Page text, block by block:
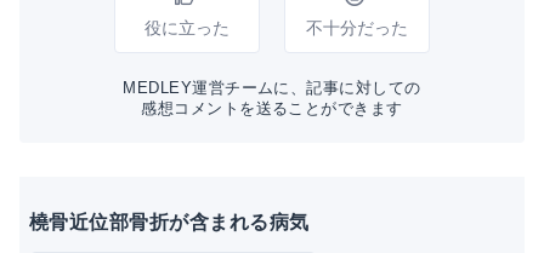
役に立った 不十分だった
MEDLEY運営チームに、記事に対しての
感想コメントを送ることができます
橈骨近位部骨折が含まれる病気